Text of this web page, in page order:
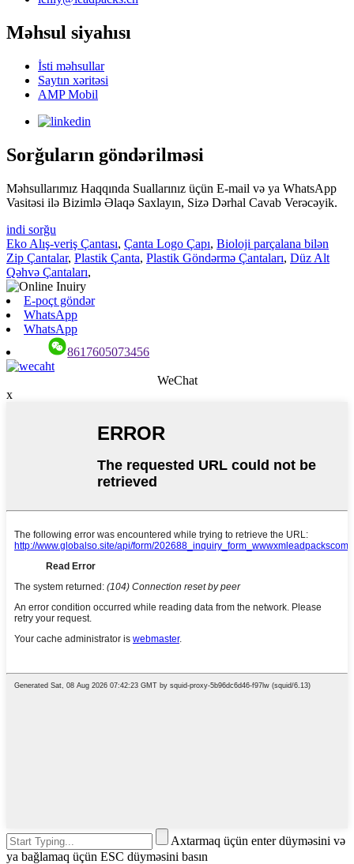
Məhsul siyahısı
İsti məhsullar
Saytın xəritəsi
AMP Mobil
Sorğuların göndərilməsi
Məhsullarımız Haqqında Suallarınız üçün E-mail və ya WhatsApp
Vasitəsi ilə Bizimlə Əlaqə Saxlayın, Sizə Dərhal Cavab Verəcəyik.
indi sorğu
Eko Alış-veriş Çantası, Çanta Logo Çapı, Bioloji parçalana bilən
Zip Çantalar, Plastik Çanta, Plastik Göndərmə Çantaları, Düz Alt
Qəhvə Çantaları,
E-poçt göndər
WhatsApp
WhatsApp
8617605073456
WeChat
x
Axtarmaq üçün enter düyməsini və
ya bağlamaq üçün ESC düyməsini basın